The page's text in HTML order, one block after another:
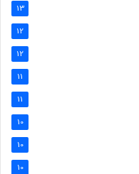
13
12
12
11
11
10
10
10